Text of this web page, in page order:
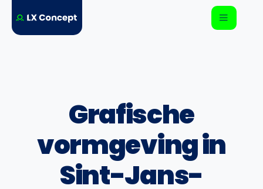
Grafische
vormgeving in
Sint-Jans-